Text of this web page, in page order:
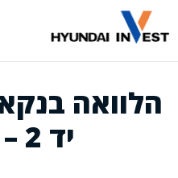
לדלג
לתוכן
הלוואה
יד 2 – מדריך